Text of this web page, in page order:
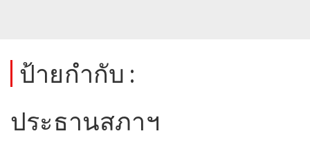
ป้ายกำกับ :
ประธานสภาฯ